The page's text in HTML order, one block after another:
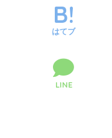
はてブ
LINE